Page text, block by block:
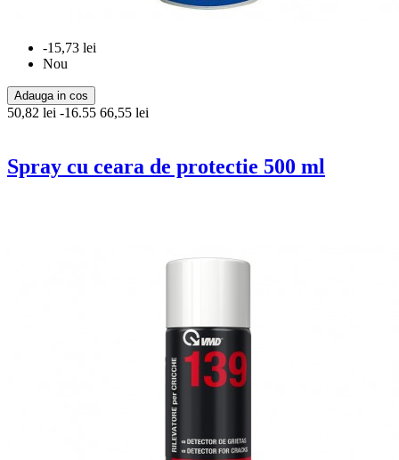
-15,73 lei
Nou
Adauga in cos
50,82 lei -16.55 66,55 lei
Spray cu ceara de protectie 500 ml